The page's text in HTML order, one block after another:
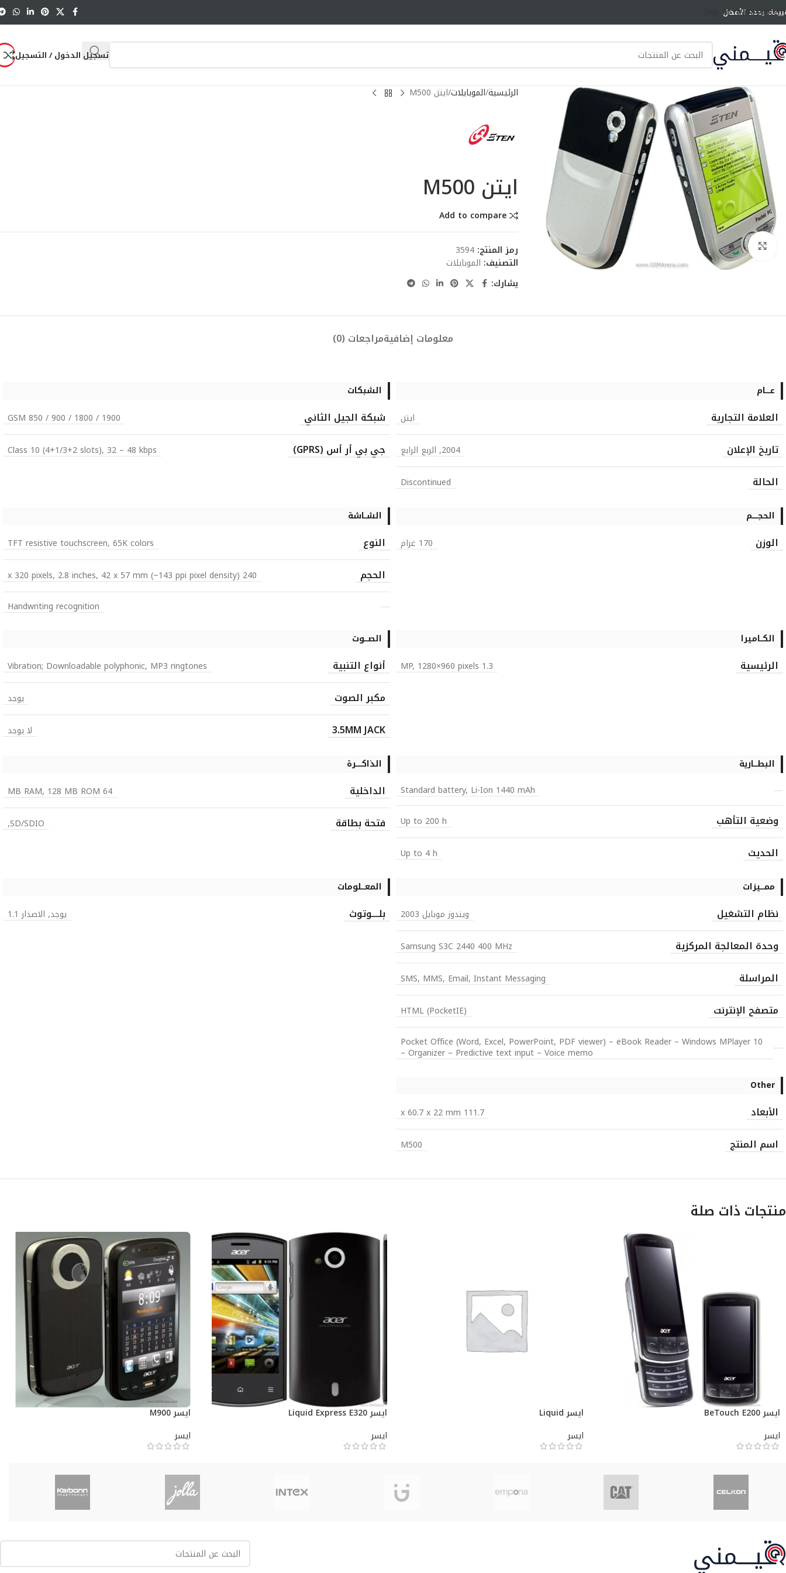
Skip to main content
يحدد الأفضل
تسجيل الدخول / التسجيل
انقر للتكبير
الرئيسية الموبايلات ايتن M500
ايتن M500
Add to compare
رمز المنتج: 3594
التصنيف: الموبايلات
يشارك:
معلومات إضافيةمراجعات (0)
عــــام
العلامة التجارية ايتن
تاريخ الإعلان 2004, الربع الرابع
الحالة Discontinued
الشبكات
شبكة الجيل الثاني GSM 850 / 900 / 1800 / 1900
جي بي أر أس (GPRS) Class 10 (4+1/3+2 slots), 32 – 48 kbps
الحجـــــم
الوزن 170 غرام
الشــاشة
النوع TFT resistive touchscreen, 65K colors
الحجم
240 x 320 pixels, 2.8 inches, 42 x 57 mm (~143 ppi pixel density)
Handwriting recognition
الكــاميرا
الرئيسية 1.3 MP, 1280×960 pixels
الصـــوت
أنواع التنبية Vibration; Downloadable polyphonic, MP3 ringtones
مكبر الصوت يوجد
3.5MM JACK لا يوجد
البطـــارية
Standard battery, Li-Ion 1440 mAh
وضعية التأهب Up to 200 h
الحديث Up to 4 h
الذاكـــــرة
الداخلية 64 MB RAM, 128 MB ROM
فتحة بطاقة SD/SDIO,
ممـــيزات
نظام التشغيل ويندوز موبايل 2003
وحدة المعالجة المركزية Samsung S3C 2440 400 MHz
المراسلة SMS, MMS, Email, Instant Messaging
متصفح الإنترنت
HTML (PocketIE)
Pocket Office (Word, Excel, PowerPoint, PDF viewer) – eBook Reader – Windows MPlayer 10
– Organizer – Predictive text input – Voice memo
المعـــلومات
بلــــوتوث يوجد, الاصدار 1.1
Other
الأبعاد 111.7 x 60.7 x 22 mm
اسم المنتج M500
منتجات ذات صلة
ايسر BeTouch E200
ايسر
ايسر Liquid
ايسر
ايسر Liquid Express E320
ايسر
ايسر M900
ايسر